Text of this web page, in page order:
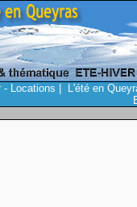
- Locations
L'été en